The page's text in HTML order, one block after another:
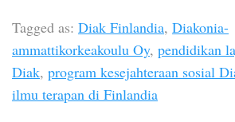
Tagged as: Diak Finlandia, Diakonia-
ammattikorkeakoulu Oy, pendidikan
Diak, program kesejahteraan sosial
ilmu terapan di Finlandia